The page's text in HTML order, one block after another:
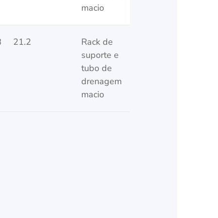
macio
21.2
Rack de
suporte e
tubo de
drenagem
macio